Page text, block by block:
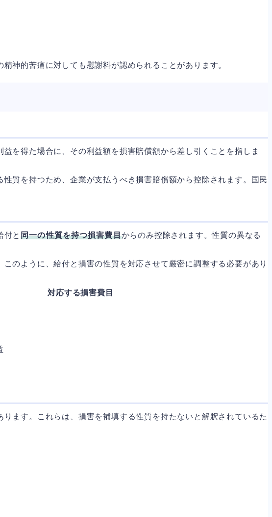
神的苦痛に対しても慰謝料が認められることがあります。
を得た場合に、その利益額を損害賠償額から差し引くことを指しま
質を持つため、企業が支払うべき損害賠償額から控除されます。国民
付と同一の性質を持つ損害費目からのみ控除されます。性質の異なる
のように、給付と損害の性質を対応させて厳密に調整する必要があり
対応する損害費目
ます。これらは、損害を補填する性質を持たないと解釈されているた